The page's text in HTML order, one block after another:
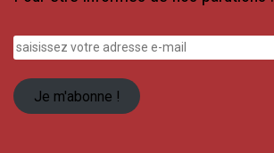
saisissez
votre
adresse
e-
mail
Je m'abonne !